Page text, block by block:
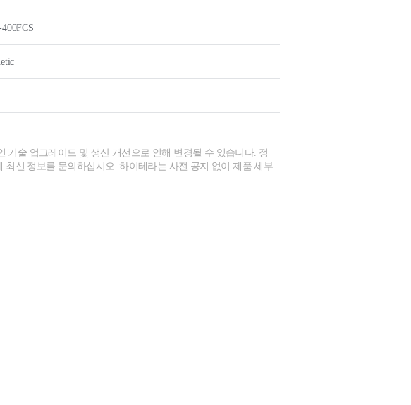
술 업그레이드 및 생산 개선으로 인해 변경될 수 있습니다. 정
신 정보를 문의하십시오. 하이테라는 사전 공지 없이 제품 세부